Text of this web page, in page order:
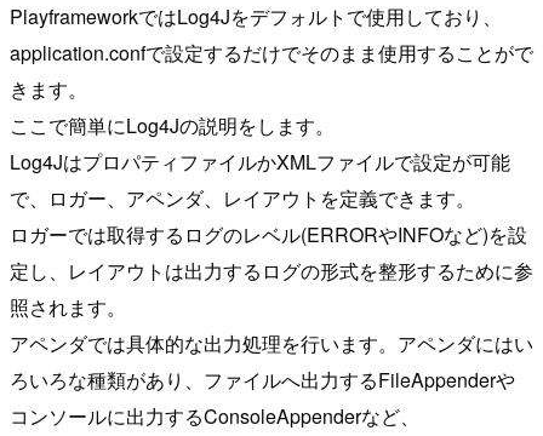
PlayframeworkではLog4Jをデフォルトで使用しており、
application.confで設定するだけでそのまま使用することがで
きます。
ここで簡単にLog4Jの説明をします。
Log4JはプロパティファイルかXMLファイルで設定が可能
で、ロガー、アペンダ、レイアウトを定義できます。
ロガーでは取得するログのレベル(ERRORやINFOなど)を設
定し、レイアウトは出力するログの形式を整形するために参
照されます。
アペンダでは具体的な出力処理を行います。アペンダにはい
ろいろな種類があり、ファイルへ出力するFileAppenderや
コンソールに出力するConsoleAppenderなど、